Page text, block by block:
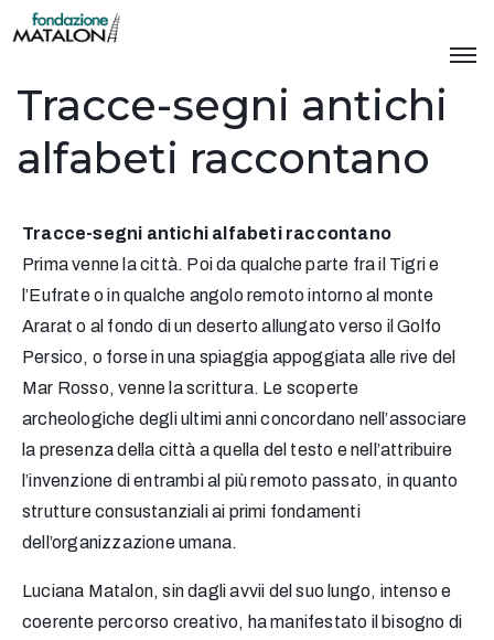
Tracce-segni antichi
alfabeti raccontano
Tracce-segni antichi alfabeti raccontano
Prima venne la città. Poi da qualche parte fra il Tigri e
l’Eufrate o in qualche angolo remoto intorno al monte
Ararat o al fondo di un deserto allungato verso il Golfo
Persico, o forse in una spiaggia appoggiata alle rive del
Mar Rosso, venne la scrittura. Le scoperte
archeologiche degli ultimi anni concordano nell’associare
la presenza della città a quella del testo e nell’attribuire
l’invenzione di entrambi al più remoto passato, in quanto
strutture consustanziali ai primi fondamenti
dell’organizzazione umana.
Luciana Matalon, sin dagli avvii del suo lungo, intenso e
coerente percorso creativo, ha manifestato il bisogno di